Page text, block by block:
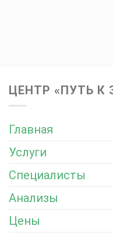
ЦЕНТР «ПУТЬ К
Главная
Услуги
Специалисты
Анализы
Цены